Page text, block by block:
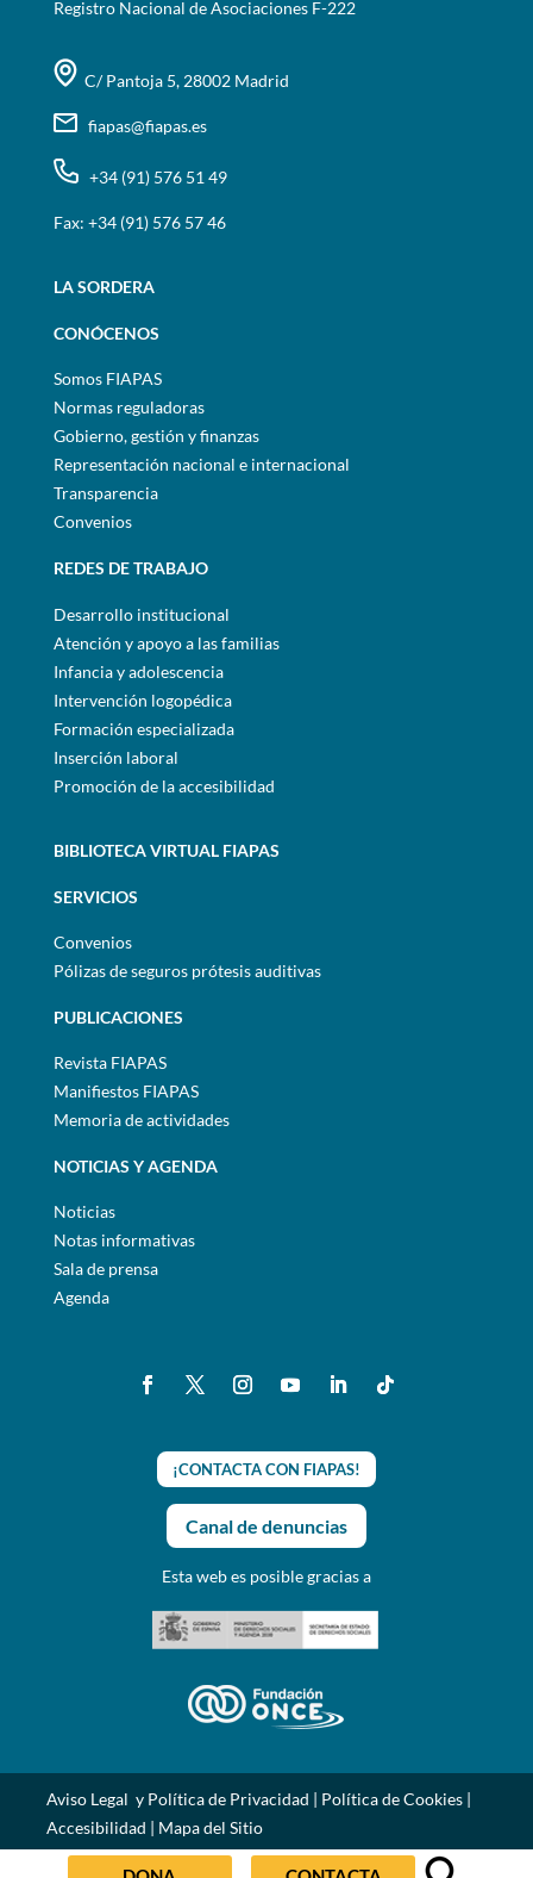
Registro Nacional de Asociaciones F-222
C/ Pantoja 5, 28002 Madrid
fiapas@fiapas.es
+34 (91) 576 51 49
Fax: +34 (91) 576 57 46
LA SORDERA
CONÓCENOS
Somos FIAPAS
Normas reguladoras
Gobierno, gestión y finanzas
Representación nacional e internacional
Transparencia
Convenios
REDES DE TRABAJO
Desarrollo institucional
Atención y apoyo a las familias
Infancia y adolescencia
Intervención logopédica
Formación especializada
Inserción laboral
Promoción de la accesibilidad
BIBLIOTECA VIRTUAL FIAPAS
SERVICIOS
Convenios
Pólizas de seguros prótesis auditivas
PUBLICACIONES
Revista FIAPAS
Manifiestos FIAPAS
Memoria de actividades
NOTICIAS Y AGENDA
Noticias
Notas informativas
Sala de prensa
Agenda
¡CONTACTA CON FIAPAS!
Canal de denuncias
Esta web es posible gracias a
Aviso Legal y Política de Privacidad | Política de Cookies|
Accesibilidad | Mapa del Sitio